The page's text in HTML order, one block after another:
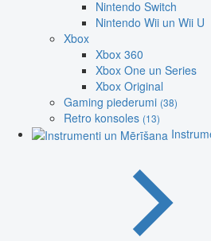
Nintendo Switch
Nintendo Wii un Wii U
Xbox
Xbox 360
Xbox One un Series
Xbox Original
Gaming piederumi (38)
Retro konsoles (13)